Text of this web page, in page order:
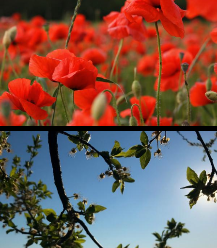
Mohnblumenfeld in der Nähe von Heidesee
Natur, Pflanzen